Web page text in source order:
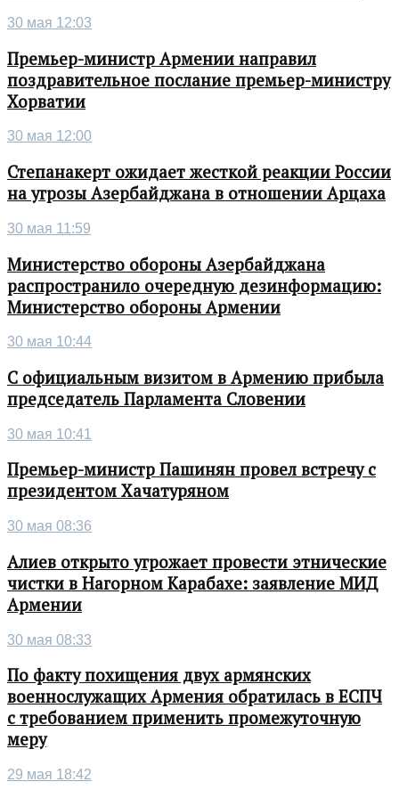
30 мая 12:03
Премьер-министр Армении направил
поздравительное послание премьер-министру
Хорватии
30 мая 12:00
Степанакерт ожидает жесткой реакции России
на угрозы Азербайджана в отношении Арцаха
30 мая 11:59
Министерство обороны Азербайджана
распространило очередную дезинформацию:
Министерство обороны Армении
30 мая 10:44
С официальным визитом в Армению прибыла
председатель Парламента Словении
30 мая 10:41
Премьер-министр Пашинян провел встречу с
президентом Хачатуряном
30 мая 08:36
Алиев открыто угрожает провести этнические
чистки в Нагорном Карабахе: заявление МИД
Армении
30 мая 08:33
По факту похищения двух армянских
военнослужащих Армения обратилась в ЕСПЧ
с требованием применить промежуточную
меру
29 мая 18:42